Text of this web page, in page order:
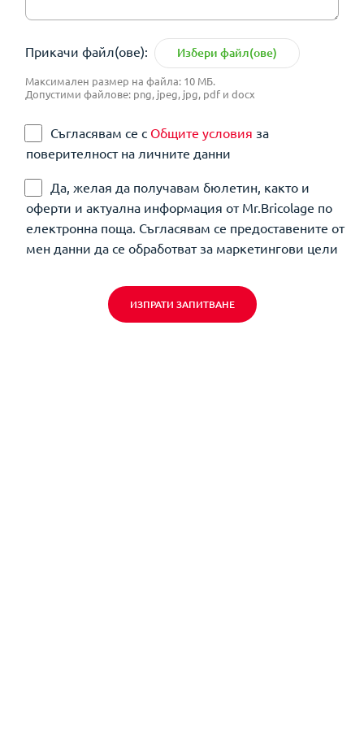
Прикачи файл(ове): Избери файл(ове)
Максимален размер на файла: 10 МБ.
Допустими файлове: png, jpeg, jpg, pdf и docx
Съгласявам се с Общите условия за
поверителност на личните данни
Да, желая да получавам бюлетин, както и
оферти и актуална информация от Mr.Bricolage по
електронна поща. Съгласявам се предоставените от
мен данни да се обработват за маркетингови цели
ИЗПРАТИ ЗАПИТВАНЕ